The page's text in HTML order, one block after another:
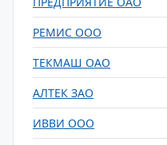
РЕМИС ООО
ТЕКМАШ ОАО
АЛТЕК ЗАО
ИВВИ ООО